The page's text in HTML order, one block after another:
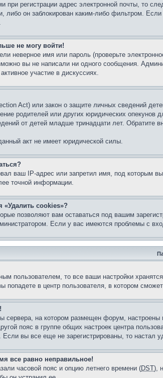
при регистрации адрес электронной почты, то
либо он заблокирован каким-либо фильтром.
не могу войти!
неверное имя или пароль (проверьте
вы не написали ни одного сообщения.
участие в дискуссиях.
Act) или закон о защите личных сведений
родителей или других юридических опекунов
от детей младше тринадцати лет. Обратите
акт не имеет юридической силы.
ваш IP-адрес или запретил имя, под которым
точной информации.
«Удалить cookies»?
позволяют вам оставаться под вашим
Если у вас имеются проблемы с
пользователем, то все ваши настройки
в центр пользователя, в котором
сервера, на котором размещен форум,
пояс в группе общих настроек центра
Если вы все еще не зарегистрированы, то настал
все равно неправильное!
часовой пояс и опцию летнего времени (DST),